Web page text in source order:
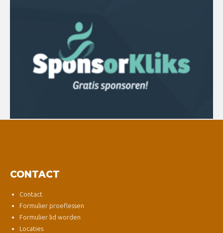
CONTACT
Contact
Formulier proeflessen
Formulier lid worden
Locaties